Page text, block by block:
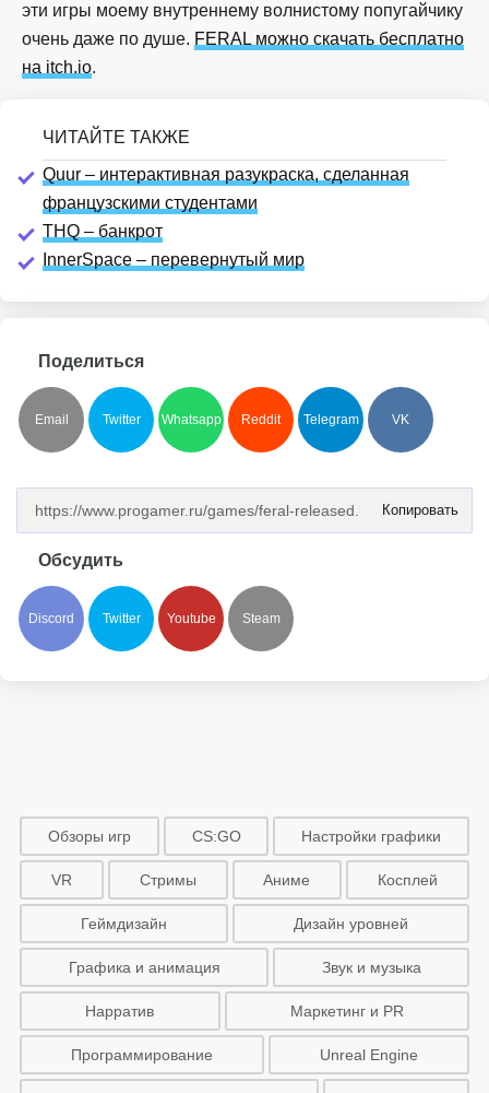
эти игры моему внутреннему волнистому попугайчику
очень даже по душе. FERAL можно скачать бесплатно
на itch.io.
Quur – интерактивная разукраска, сделанная
французскими студентами
THQ – банкрот
InnerSpace – перевернутый мир
Поделиться
Email Twitter Whatsapp Reddit Telegram VK
Копировать
Обсудить
Discord Twitter Youtube Steam
Обзоры игр CS:GO Настройки графики
VR Стримы Аниме Косплей
Геймдизайн Дизайн уровней
Графика и анимация Звук и музыка
Нарратив Маркетинг и PR
Программирование Unreal Engine